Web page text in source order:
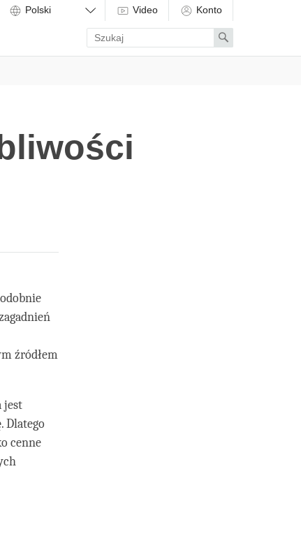
Video Konto
Enter
search
term
Search
źródłem
jest
Dlatego
cenne